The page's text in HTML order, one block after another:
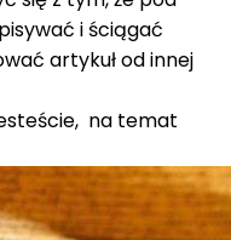
i ściągać
artykuł od innej
na temat